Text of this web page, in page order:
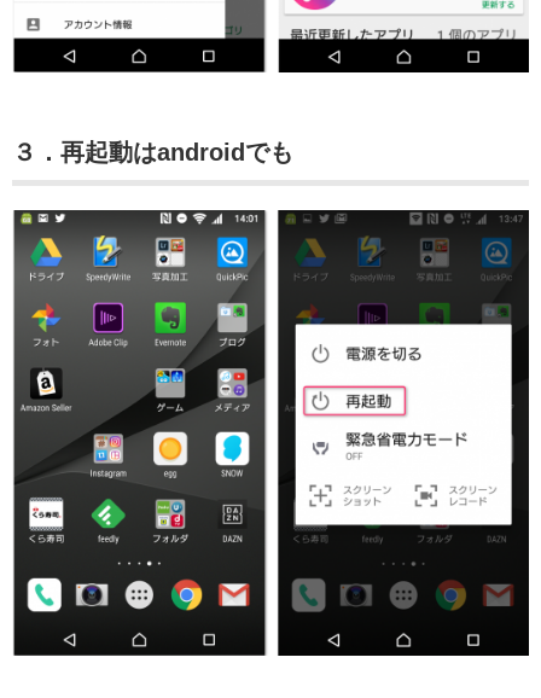
３．再起動はandroidでも